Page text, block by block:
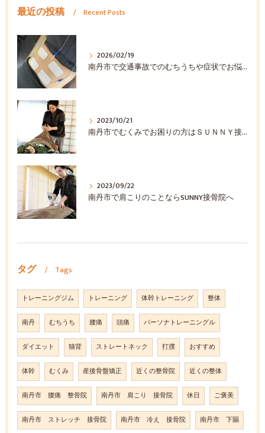
最近の投稿 Recent Posts
2026/02/19
南丹市で交通事故でのむちうちや症状でお悩みの方はＳＵＮＮＹ接骨院までご連絡ください。
2023/10/21
南丹市でむくみでお困りの方はＳＵＮＮＹ接骨院まで
2023/09/22
南丹市で肩こりのことならSUNNY接骨院へ
タグ Tags
トレーニングジム トレーニング 体幹トレーニング 整体
南丹 むちうち 腰痛 頭痛 パーソナトレーニングル
ダイエット 猫背 ストレートネック 打撲 おすすめ
体幹 むくみ 産後骨盤矯正 近くの整骨院 近くの整体
南丹市 腰痛 整骨院 南丹市 肩こり 接骨院 休日 ご褒美
南丹市 ストレッチ 接骨院 南丹市 冷え 接骨院 南丹市 下賜